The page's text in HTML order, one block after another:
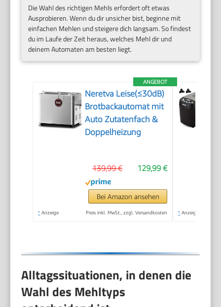
Die Wahl des richtigen Mehls erfordert oft etwas
Ausprobieren. Wenn du dir unsicher bist, beginne mit
einfachen Mehlen und steigere dich langsam. So findest
du im Laufe der Zeit heraus, welches Mehl dir und
deinem Automaten am besten liegt.
ANGEBOT
Neretva Leise(≤30dB)
Brotbackautomat mit
Auto Zutatenfach &
Doppelheizung
129,99 €
139,99 €
Bei Amazon ansehen
* Anzeige Preis inkl. MwSt., zzgl. Versandkosten * Anzeige
Alltagssituationen, in denen die
Wahl des Mehltyps